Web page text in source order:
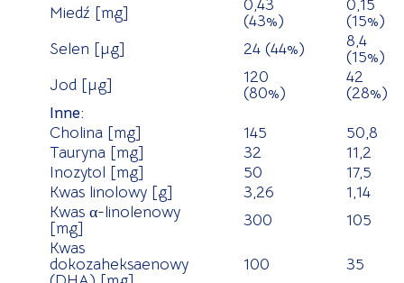
Miedź [mg]
0,43
(43%)
0,15
(15%)
Selen [µg]
24 (44%)
8,4
(15%)
Jod [µg]
120
(80%)
42
(28%)
Inne:
Cholina [mg]
145
50,8
Tauryna [mg]
32
11,2
Inozytol [mg]
50
17,5
Kwas linolowy [g]
3,26
1,14
Kwas α-linolenowy
[mg]
300
105
Kwas
dokozaheksaenowy
100
35